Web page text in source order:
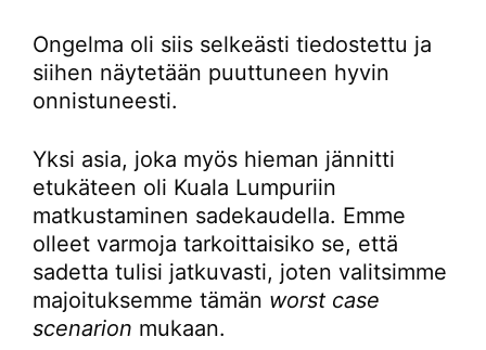
Ongelma oli siis selkeästi tiedostettu ja
siihen näytetään puuttuneen hyvin
onnistuneesti.
Yksi asia, joka myös hieman jännitti
etukäteen oli Kuala Lumpuriin
matkustaminen sadekaudella. Emme
olleet varmoja tarkoittaisiko se, että
sadetta tulisi jatkuvasti, joten valitsimme
majoituksemme tämän worst case
scenarion mukaan.